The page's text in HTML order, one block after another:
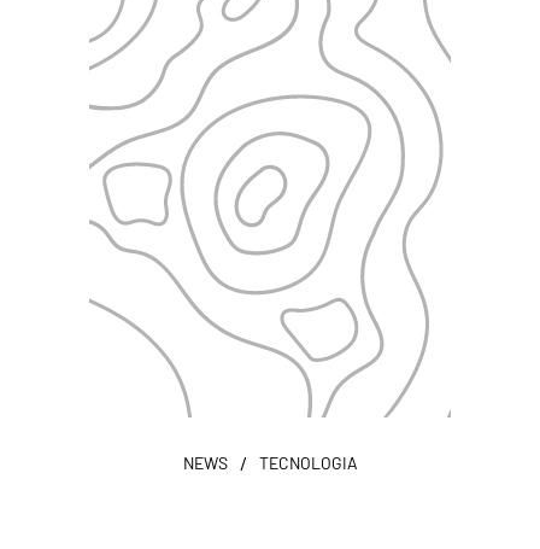
NEWS / TECNOLOGIA